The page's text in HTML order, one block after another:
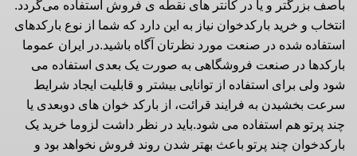
باصف بزرگتر و یا در کانتر های نقطه ی فروش استفاده می‌گردد.
انتخاب و خرید بارکدخوان نیاز به این دارد که شما از نوع بارکدهای
استفاده شده در صنعت مورد نظرتان آگاه باشید.در ایران عموما
بارکدها در صنعت فروشگاهی به صورت یک بعدی استفاده می
شود ولی برای استفاده از توانایی بیشتر و قابلیت ایجاد شرایط
سرعت بخشیدن به فرایند قرائت، از بارکد خوان های دوبعدی یا
چند پرتو هم‌ استفاده می شود.باید در نظر داشت لزوما خرید یک
بارکدخوان چند پرتو باعث بهتر شدن روند فروش نخواهد بود و